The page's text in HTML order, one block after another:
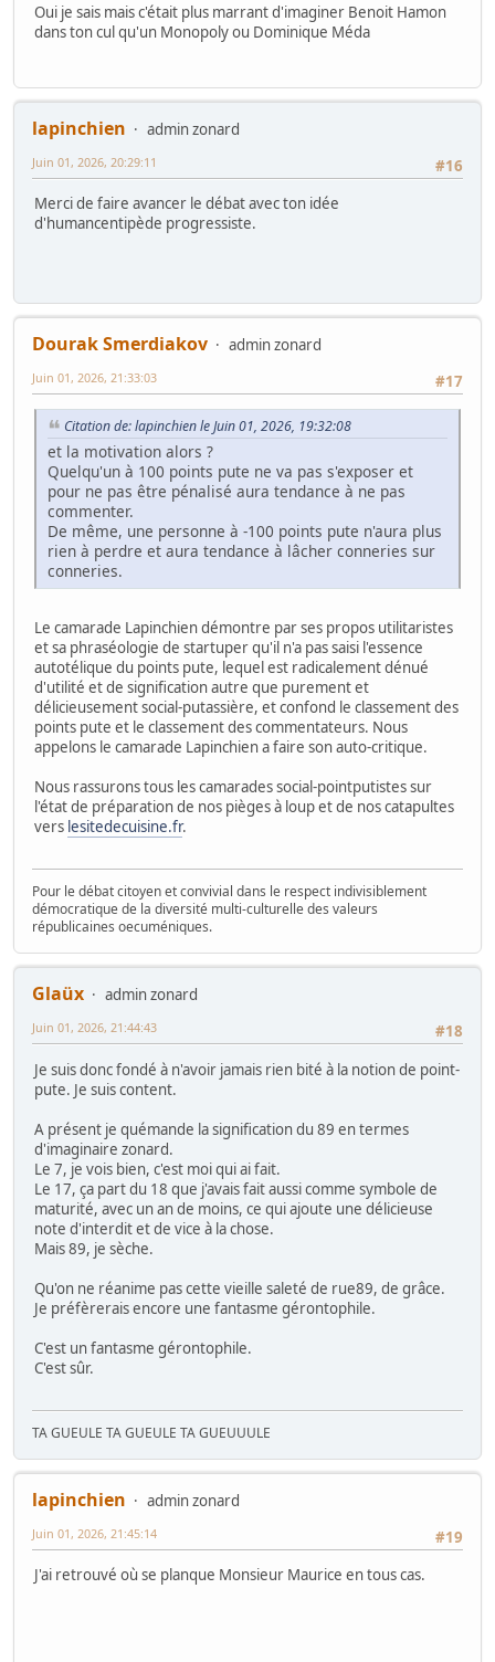
Oui je sais mais c'était plus marrant d'imaginer Benoit Hamon
dans ton cul qu'un Monopoly ou Dominique Méda
lapinchien
admin zonard
#16
Juin 01, 2026, 20:29:11
Merci de faire avancer le débat avec ton idée
d'humancentipède progressiste.
Dourak Smerdiakov
admin zonard
#17
Juin 01, 2026, 21:33:03
Citation de: lapinchien le Juin 01, 2026, 19:32:08
et la motivation alors ?
Quelqu'un à 100 points pute ne va pas s'exposer et
pour ne pas être pénalisé aura tendance à ne pas
commenter.
De même, une personne à -100 points pute n'aura plus
rien à perdre et aura tendance à lâcher conneries sur
conneries.
Le camarade Lapinchien démontre par ses propos utilitaristes
et sa phraséologie de startuper qu'il n'a pas saisi l'essence
autotélique du points pute, lequel est radicalement dénué
d'utilité et de signification autre que purement et
délicieusement social-putassière, et confond le classement des
points pute et le classement des commentateurs. Nous
appelons le camarade Lapinchien a faire son auto-critique.
Nous rassurons tous les camarades social-pointputistes sur
l'état de préparation de nos pièges à loup et de nos catapultes
vers lesitedecuisine.fr.
Pour le débat citoyen et convivial dans le respect indivisiblement
démocratique de la diversité multi-culturelle des valeurs
républicaines oecuméniques.
Glaüx
admin zonard
#18
Juin 01, 2026, 21:44:43
Je suis donc fondé à n'avoir jamais rien bité à la notion de point-
pute. Je suis content.
A présent je quémande la signification du 89 en termes
d'imaginaire zonard.
Le 7, je vois bien, c'est moi qui ai fait.
Le 17, ça part du 18 que j'avais fait aussi comme symbole de
maturité, avec un an de moins, ce qui ajoute une délicieuse
note d'interdit et de vice à la chose.
Mais 89, je sèche.
Qu'on ne réanime pas cette vieille saleté de rue89, de grâce.
Je préfèrerais encore une fantasme gérontophile.
C'est un fantasme gérontophile.
C'est sûr.
TA GUEULE TA GUEULE TA GUEUUULE
lapinchien
admin zonard
#19
Juin 01, 2026, 21:45:14
J'ai retrouvé où se planque Monsieur Maurice en tous cas.